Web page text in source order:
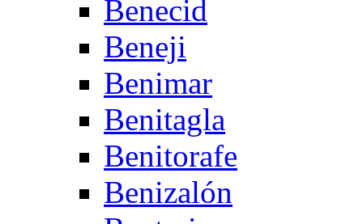
Benecid
Beneji
Benimar
Benitagla
Benitorafe
Benizalón